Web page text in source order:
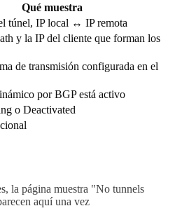
Qué muestra
túnel, IP local ↔ IP remota
y la IP del cliente que forman los
de transmisión configurada en el
por BGP está activo
o Deactivated
la página muestra "No tunnels
aquí una vez